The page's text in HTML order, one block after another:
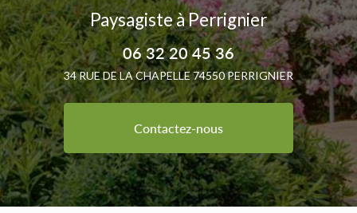
Paysagiste à Perrignier
06 32 20 45 36
34 RUE DE LA CHAPELLE 74550 PERRIGNIER
Contactez-nous